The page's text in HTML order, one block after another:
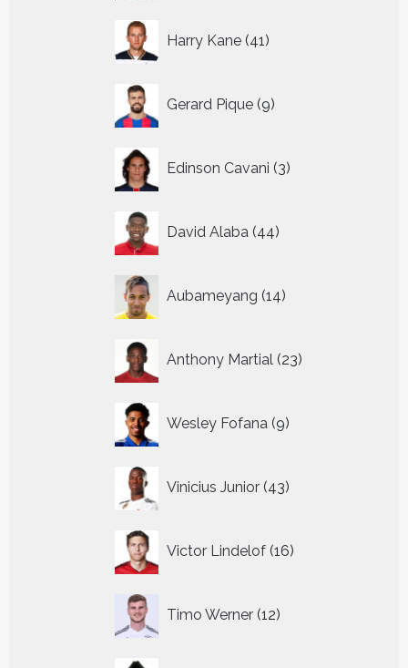
Harry Kane 41
producten
Gerard Pique 9
producten
Edinson Cavani 3
producten
David Alaba 44
producten
Aubameyang 14
producten
Anthony Martial 23
producten
Wesley Fofana 9
producten
Vinicius Junior 43
producten
Victor Lindelof 16
producten
Timo Werner 12
producten